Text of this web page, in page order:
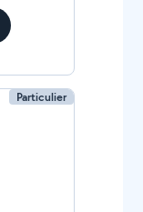
Particulier